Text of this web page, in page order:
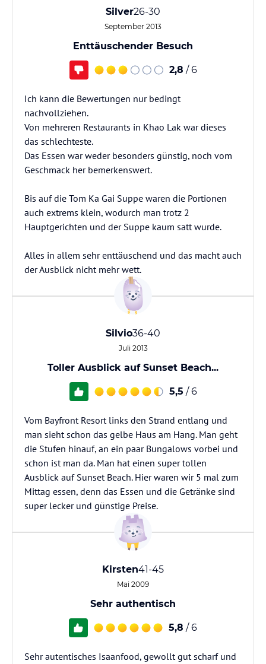
Silver26-30
September 2013
Enttäuschender Besuch
2,8 / 6
Ich kann die Bewertungen nur bedingt
nachvollziehen.
Von mehreren Restaurants in Khao Lak war dieses
das schlechteste.
Das Essen war weder besonders günstig, noch vom
Geschmack her bemerkenswert.
Bis auf die Tom Ka Gai Suppe waren die Portionen
auch extrems klein, wodurch man trotz 2
Hauptgerichten und der Suppe kaum satt wurde.
Alles in allem sehr enttäuschend und das macht auch
der Ausblick nicht mehr wett.
Silvio36-40
Juli 2013
Toller Ausblick auf Sunset Beach...
5,5 / 6
Vom Bayfront Resort links den Strand entlang und
man sieht schon das gelbe Haus am Hang. Man geht
die Stufen hinauf, an ein paar Bungalows vorbei und
schon ist man da. Man hat einen super tollen
Ausblick auf Sunset Beach. Hier waren wir 5 mal zum
Mittag essen, denn das Essen und die Getränke sind
super lecker und günstige Preise.
Kirsten41-45
Mai 2009
Sehr authentisch
5,8 / 6
Sehr autentisches Isaanfood, gewollt gut scharf und